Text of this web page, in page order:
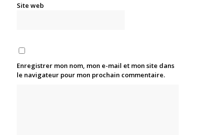
Site web
Enregistrer mon nom, mon e-mail et mon site dans
le navigateur pour mon prochain commentaire.